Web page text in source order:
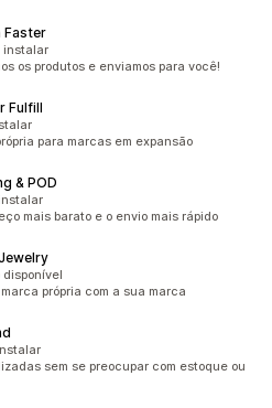
Faster
instalar
os produtos e enviamos para você!
Fulfill
para marcas em expansão
& POD
mais barato e o envio mais rápido
disponível
própria com a sua marca
sem se preocupar com estoque ou